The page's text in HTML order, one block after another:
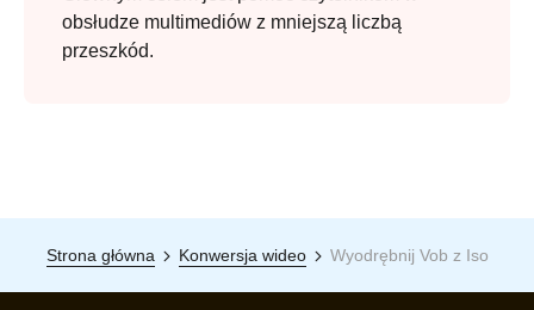
obsłudze multimediów z mniejszą liczbą
przeszkód.
Strona główna Konwersja wideo Wyodrębnij Vob z Iso